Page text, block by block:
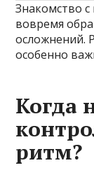
Знакомство
вовремя
осложнений.
особенно
Когда
ритм?